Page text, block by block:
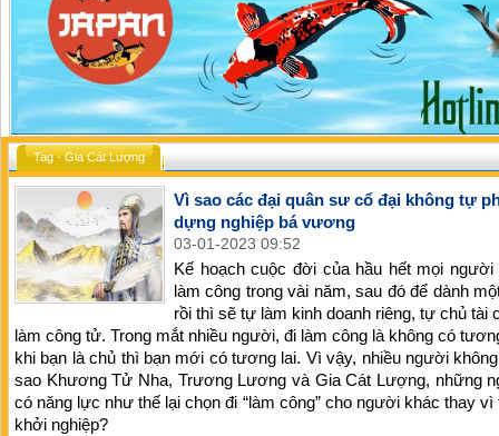
Tag - Gia Cát Lượng
Vì sao các đại quân sư cổ đại không tự
dựng nghiệp bá vương
03-01-2023 09:52
Kế hoạch cuộc đời của hầu hết mọi người
làm công trong vài năm, sau đó để dành
rồi thì sẽ tự làm kinh doanh riêng, tự chủ tài
làm công tử. Trong mắt nhiều người, đi làm công là không có
khi bạn là chủ thì bạn mới có tương lai. Vì vậy, nhiều người
sao Khương Tử Nha, Trương Lương và Gia Cát Lượng, những
có năng lực như thế lại chọn đi “làm công” cho người khác thay
khởi nghiệp?